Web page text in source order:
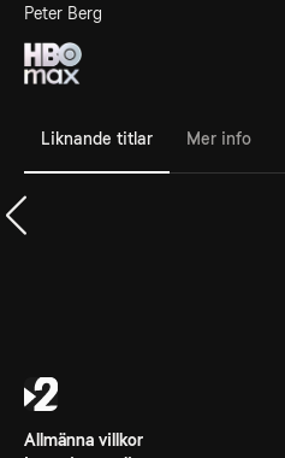
Peter Berg
Liknande titlar Mer info
Allmänna villkor